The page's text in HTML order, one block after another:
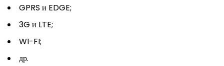
GPRS и EDGE;
3G и LTE;
WI-FI;
др.